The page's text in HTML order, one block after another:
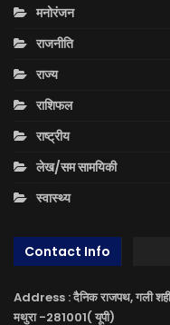
मनोरंजन
राजनीति
राज्य
राशिफल
राष्ट्रीय
लेख/सम सामयिकी
स्वास्थ्य
Contact Info
Address : दैनिक राजपथ, गली
मथुरा -281001( यूपी)